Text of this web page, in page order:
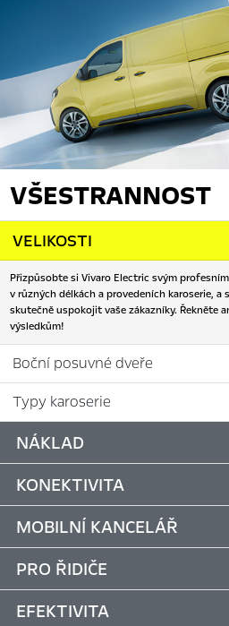
VŠESTRANNOST
VELIKOSTI
Přizpůsobte si Vivaro Electric svým
v různých délkách a provedeních karoserie, a
skutečně uspokojit vaše zákazníky. Řekněte
výsledkům!
Boční posuvné dveře
Typy karoserie
NÁKLAD
KONEKTIVITA
MOBILNÍ KANCELÁŘ
PRO ŘIDIČE
EFEKTIVITA